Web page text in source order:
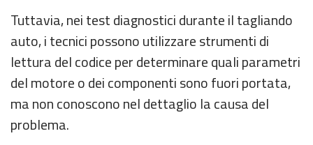
Tuttavia, nei test diagnostici durante il tagliando
auto, i tecnici possono utilizzare strumenti di
lettura del codice per determinare quali parametri
del motore o dei componenti sono fuori portata,
ma non conoscono nel dettaglio la causa del
problema.